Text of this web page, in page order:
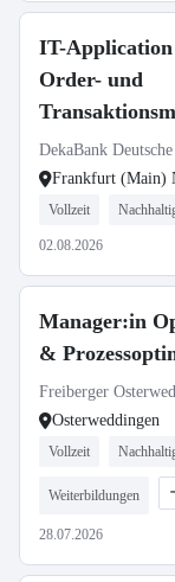
IT-
Order- und
DekaBank
Frankfurt (Main)
Vollzeit
02.08.2026
Manager:in
&
Freiberger
Osterweddingen
Vollzeit
Weiterbildungen
28.07.2026